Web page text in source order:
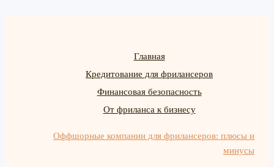
Главная
Кредитование для фрилансеров
Финансовая безопасность
От фриланса к бизнесу
Оффшорные компании для фрилансеров: плюсы и
минусы